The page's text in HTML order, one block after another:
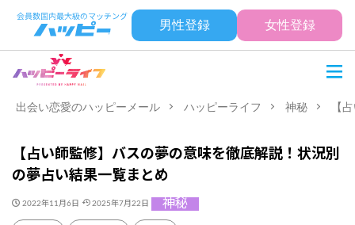
男性登録 女性登録
出会い恋愛のハッピーメール ハッピーライフ 神秘 【
【占い師監修】バスの夢の意味を徹底解説！状況別
の夢占い結果一覧まとめ
2022年11月6日 2025年7月22日 神秘